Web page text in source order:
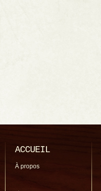
ACCUEIL
À propos